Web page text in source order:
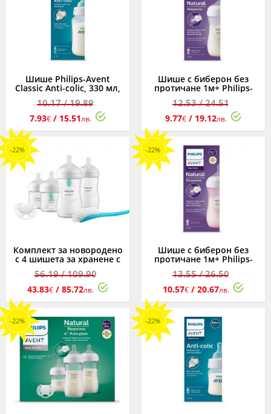
Шише Philips-Avent
Classic Anti-colic, 330 мл,
PP, 3м+
10.17/ 19.89
7.93€ / 15.51лв.
Шише с биберон без
протичане 1м+ Philips-
Avent Natural Response
3.0, 260 мл
12.53/ 24.51
9.77€ / 19.12лв.
-22%
Комплект за новородено
с 4 шишета за хранене с
биберони без протичане,
клапа AirFree, залъгалка
Ultra Soft и четка за
почистване Philips-Avent
Natural Response
56.19/ 109.90
43.83€ / 85.72лв.
-22%
Шише с биберон без
протичане 1м+ Philips-
Avent Natural Response
3.0, 260 мл, розово
13.55/ 26.50
10.57€ / 20.67лв.
-22% -22%